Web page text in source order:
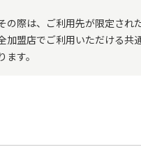
の際は、ご利用先が限定され
加盟店でご利用いただける共
ます。